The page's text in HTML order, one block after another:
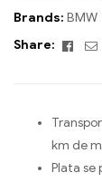
Brands: BMW
Share:
km de
Plata se